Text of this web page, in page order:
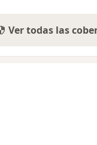
Ver todas las